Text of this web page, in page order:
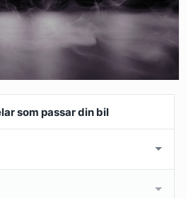
som passar din bil